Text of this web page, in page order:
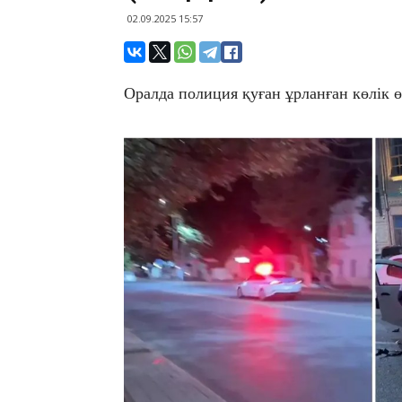
02.09.2025 15:57
Оралда полиция қуған ұрланған көлік